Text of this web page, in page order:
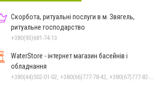
Скорбота, ритуальні послуги в м. Звягель,
ритуальне господарство
+380(93)681-74-13
WaterStore - інтернет магазин басейнів і
обладнання
+380(44)502-01-02, +380(66)777-78-42, +380(67)777-82-19, +380(67)890-80-80, +380(73)890-80-80, +380(44)502-01-03